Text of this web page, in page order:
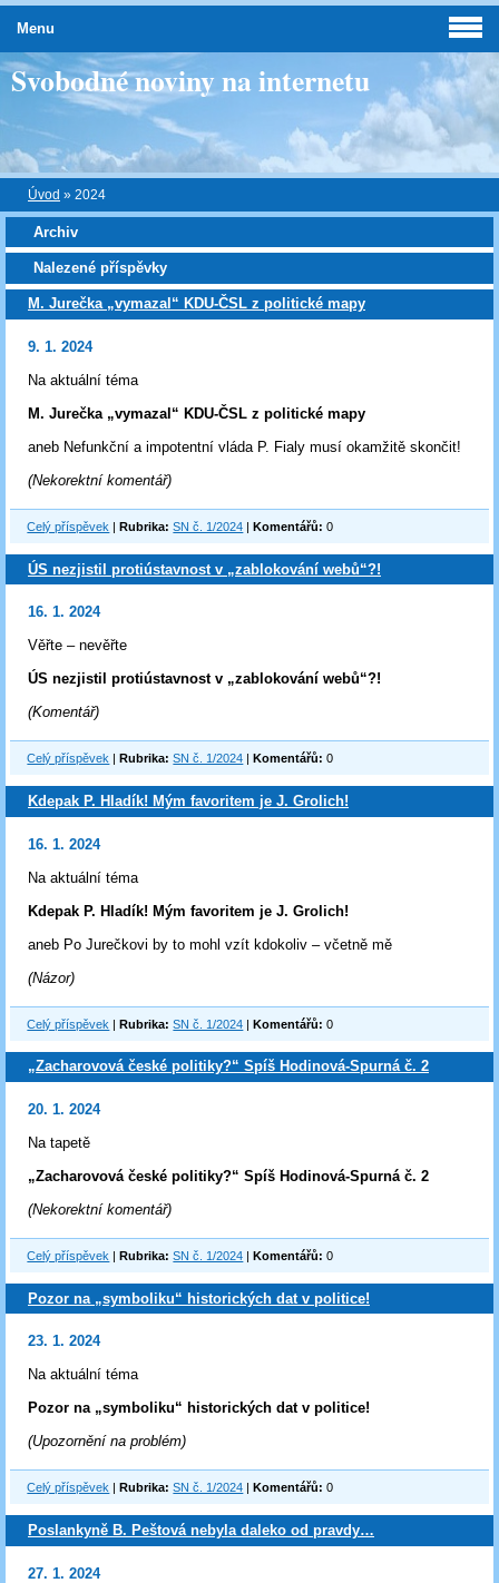
Svobodné noviny na internetu
Úvod » 2024
Archiv
Nalezené příspěvky
M. Jurečka „vymazal“ KDU-ČSL z politické mapy
9. 1. 2024
Na aktuální téma
M. Jurečka „vymazal“ KDU-ČSL z politické mapy
aneb Nefunkční a impotentní vláda P. Fialy musí okamžitě skončit!
(Nekorektní komentář)
Celý příspěvek |Rubrika: SN č. 1/2024 |Komentářů: 0
ÚS nezjistil protiústavnost v „zablokování webů“?!
16. 1. 2024
Věřte – nevěřte
ÚS nezjistil protiústavnost v „zablokování webů“?!
(Komentář)
Celý příspěvek Rubrika: SN č. 1/2024 Komentářů: 0
Kdepak P. Hladík! Mým favoritem je J. Grolich!
16. 1. 2024
Na aktuální téma
Kdepak P. Hladík! Mým favoritem je J. Grolich!
aneb Po Jurečkovi by to mohl vzít kdokoliv – včetně mě
(Názor)
Celý příspěvek |Rubrika: SN č. 1/2024 |Komentářů: 0
„Zacharovová české politiky?“ Spíš Hodinová-Spurná č. 2
20. 1. 2024
Na tapetě
„Zacharovová české politiky?“ Spíš Hodinová-Spurná č. 2
(Nekorektní komentář)
Celý příspěvek |Rubrika: SN č. 1/2024 |Komentářů: 0
Pozor na „symboliku“ historických dat v politice!
23. 1. 2024
Na aktuální téma
Pozor na „symboliku“ historických dat v politice!
(Upozornění na problém)
Celý příspěvek Rubrika: SN č. 1/2024 Komentářů: 0
Poslankyně B. Peštová nebyla daleko od pravdy…
27. 1. 2024
Menu